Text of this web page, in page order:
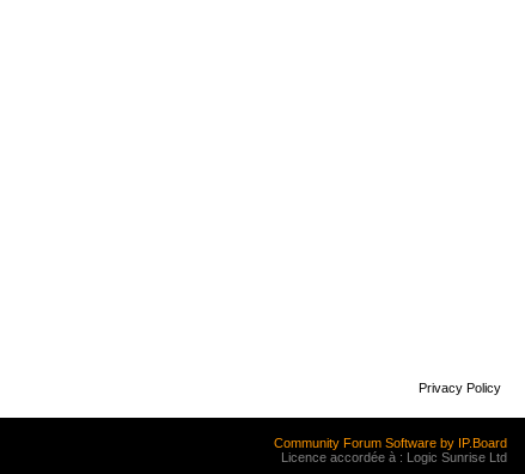
Privacy Policy
Community Forum Software by IP.Board
Licence accordée à : Logic Sunrise Ltd